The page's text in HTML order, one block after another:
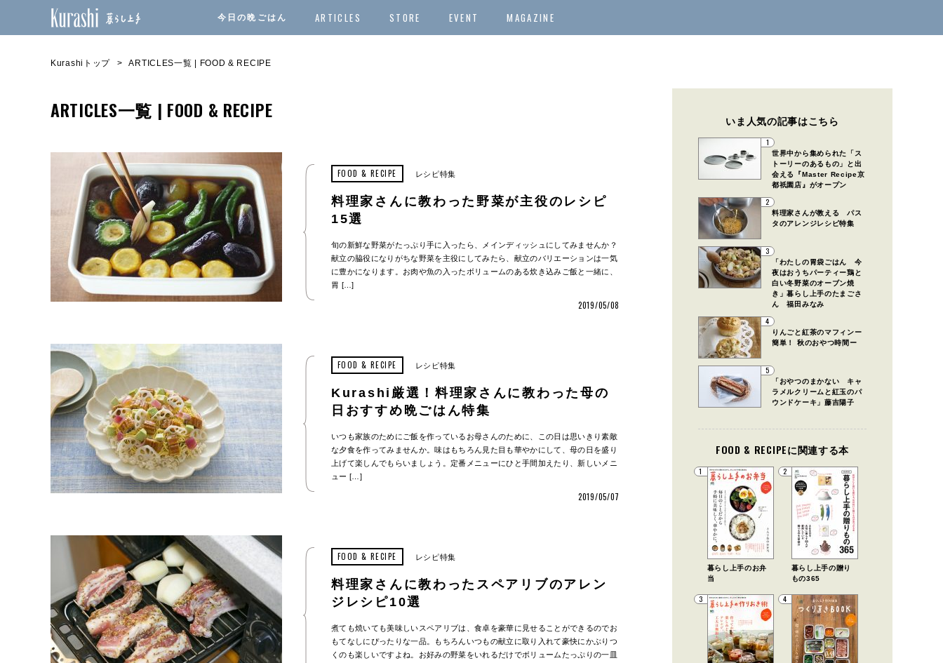
今日の晩ごはん ARTICLES STORE EVENT MAGAZINE
Kurashiトップ ARTICLES一覧 | FOOD & RECIPE
ARTICLES一覧 | FOOD & RECIPE
FOOD & RECIPE レシピ特集
料理家さんに教わった野菜が主役のレシピ
15選
旬の新鮮な野菜がたっぷり手に入ったら、メインディッシュにしてみませんか？
献立の脇役になりがちな野菜を主役にしてみたら、献立のバリエーションは一気
に豊かになります。お肉や魚の入ったボリュームのある炊き込みご飯と一緒に、
胃 […]
2019/05/08
FOOD & RECIPE レシピ特集
Kurashi厳選！料理家さんに教わった母の
日おすすめ晩ごはん特集
いつも家族のためにご飯を作っているお母さんのために、この日は思いきり素敵
な夕食を作ってみませんか。味はもちろん見た目も華やかにして、母の日を盛り
上げて楽しんでもらいましょう。定番メニューにひと手間加えたり、新しいメニ
ュー […]
2019/05/07
FOOD & RECIPE レシピ特集
料理家さんに教わったスペアリブのアレン
ジレシピ10選
煮ても焼いても美味しいスペアリブは、食卓を豪華に見せることができるのでお
もてなしにぴったりな一品。もちろんいつもの献立に取り入れて豪快にかぶりつ
くのも楽しいですよね。お好みの野菜をいれるだけでボリュームたっぷりの一皿
いま人気の記事はこちら
1
世界中から集められた「ス
トーリーのあるもの」と出
会える『Master Recipe京
都祇園店』がオープン
2
料理家さんが教える パス
タのアレンジレシピ特集
3
「わたしの胃袋ごはん 今
夜はおうちパーティー鶏と
白い冬野菜のオーブン焼
き」暮らし上手のたまごさ
ん 福田みなみ
4
りんごと紅茶のマフィンー
簡単！ 秋のおやつ時間ー
5
「おやつのまかない キャ
ラメルクリームと紅玉のパ
ウンドケーキ」藤吉陽子
FOOD & RECIPEに関連する本
1
暮らし上手のお弁
当
2
暮らし上手の贈り
もの365
3 4